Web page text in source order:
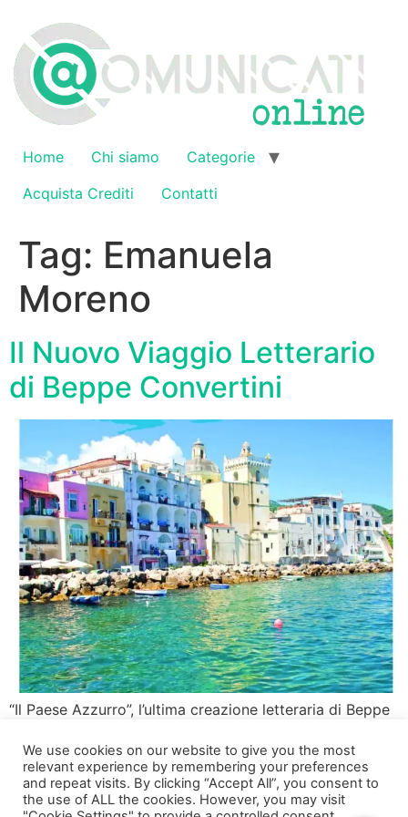
contenuto
Home Chi siamo
Categorie
Acquista Crediti
Contatti
Tag: Emanuela
Moreno
Il Nuovo Viaggio Letterario
di Beppe Convertini
“Il Paese Azzurro”, l’ultima creazione letteraria di Beppe
giugno La presentazione del libro “Il Paese Azzurro“, si è
tenuta nel sontuoso Palazzo Brancaccio, dove il famoso
conduttore televisivo ha intrattenuto una vivace
We use cookies on our website to give you the most
relevant experience by remembering your preferences
and repeat visits. By clicking “Accept All”, you consent to
the use of ALL the cookies. However, you may visit